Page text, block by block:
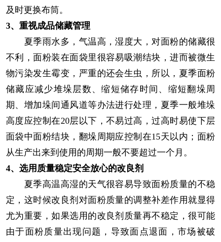
及时更换布筒。
3、重视成品储藏管理
夏季雨水多，气温高，湿度大，对面粉的储藏很
不利，面粉装在面袋里很容易吸潮结块，进而被微生
物污染发生霉变，严重的还会生虫，所以，夏季面粉
储藏应减少堆垛层数、缩短储存时间、缩短翻垛周
期、增加垛间通风道等办法进行处理，夏季一般堆垛
高度应控制在20层以下，不易过高，过高时易使下层
面袋中面粉结块，翻垛周期应控制在15天以内；面粉
从生产出来到使用的周期一般不要超过一个月。
4、选用质量稳定安全放心的改良剂
夏季高温高湿的天气很容易导致面粉质量的不稳
定，这时候改良剂对面粉质量的调整补差作用就显得
尤为重要，如果选用的改良剂质量再不稳定，很可能
由于面粉质量出现问题，导致面点退面，市场被破